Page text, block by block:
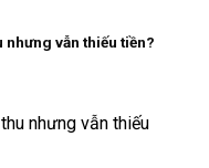
vẫn thiếu tiền?
nhưng vẫn thiếu